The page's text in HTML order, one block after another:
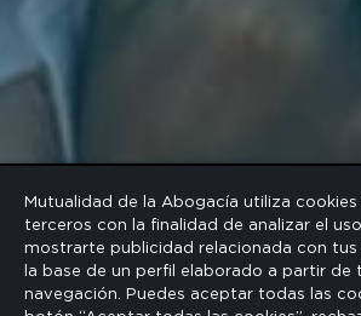
Mutualidad de la Abogacía utiliza
terceros con la finalidad de analizar el
mostrarte publicidad relacionada con tus
la base de un perfil elaborado a partir de
navegación. Puedes aceptar todas las